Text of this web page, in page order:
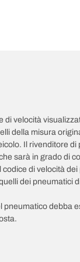
di velocità
della misura
Il rivenditore di
sarà in grado di
codice di velocità
dei pneumatici
pneumatico debba